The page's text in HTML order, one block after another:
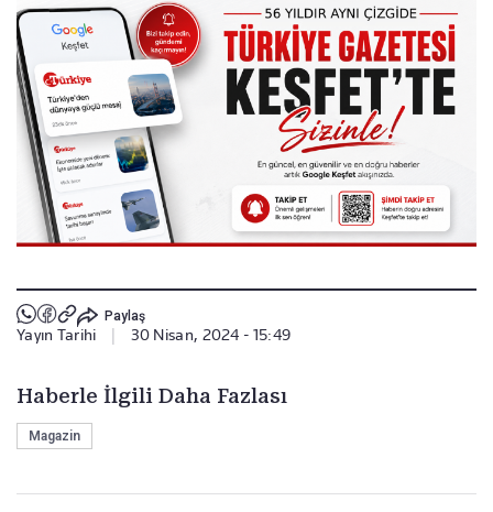
Paylaş
Yayın Tarihi 30 Nisan, 2024 - 15:49
Haberle İlgili Daha Fazlası
Magazin